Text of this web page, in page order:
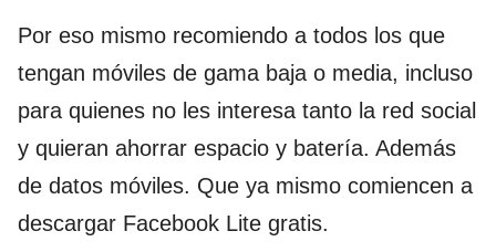
Por eso mismo recomiendo a todos los que
tengan móviles de gama baja o media, incluso
para quienes no les interesa tanto la red social
y quieran ahorrar espacio y batería. Además
de datos móviles. Que ya mismo comiencen a
descargar Facebook Lite gratis.